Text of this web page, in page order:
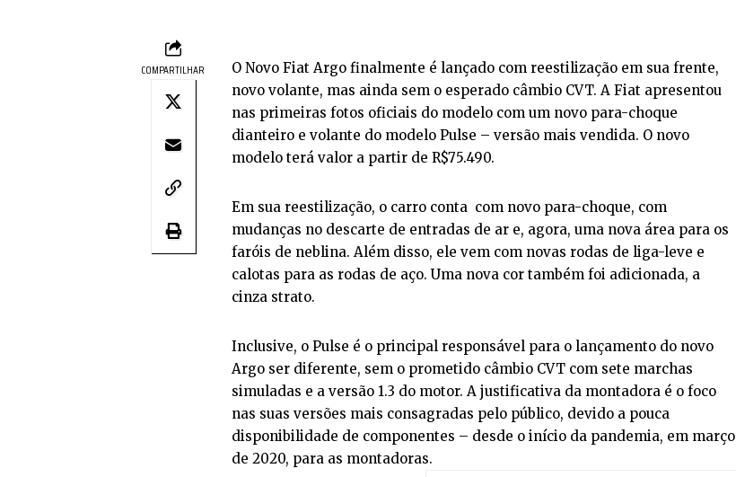
COMPARTILHAR
O Novo Fiat Argo finalmente é lançado com reestilização em sua frente,
novo volante, mas ainda sem o esperado câmbio CVT. A Fiat apresentou
nas primeiras fotos oficiais do modelo com um novo para-choque
dianteiro e volante do modelo Pulse – versão mais vendida. O novo
modelo terá valor a partir de R$75.490.
Em sua reestilização, o carro conta com novo para-choque, com
mudanças no descarte de entradas de ar e, agora, uma nova área para os
faróis de neblina. Além disso, ele vem com novas rodas de liga-leve e
calotas para as rodas de aço. Uma nova cor também foi adicionada, a
cinza strato.
Inclusive, o Pulse é o principal responsável para o lançamento do novo
Argo ser diferente, sem o prometido câmbio CVT com sete marchas
simuladas e a versão 1.3 do motor. A justificativa da montadora é o foco
nas suas versões mais consagradas pelo público, devido a pouca
disponibilidade de componentes – desde o início da pandemia, em março
de 2020, para as montadoras.